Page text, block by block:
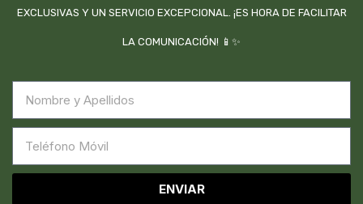
EXCLUSIVAS Y UN SERVICIO EXCEPCIONAL. ¡ES HORA DE FACILITAR
LA COMUNICACIÓN! 📱✨
ENVIAR